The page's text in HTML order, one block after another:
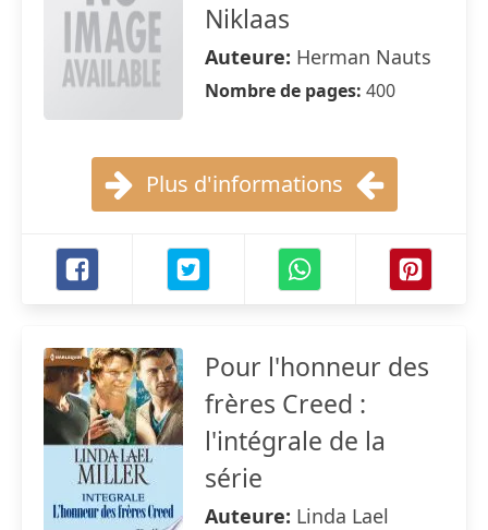
Niklaas
Auteure: Herman Nauts
Nombre de pages: 400
Plus d'informations
Pour l'honneur des
frères Creed :
l'intégrale de la
série
Auteure: Linda Lael